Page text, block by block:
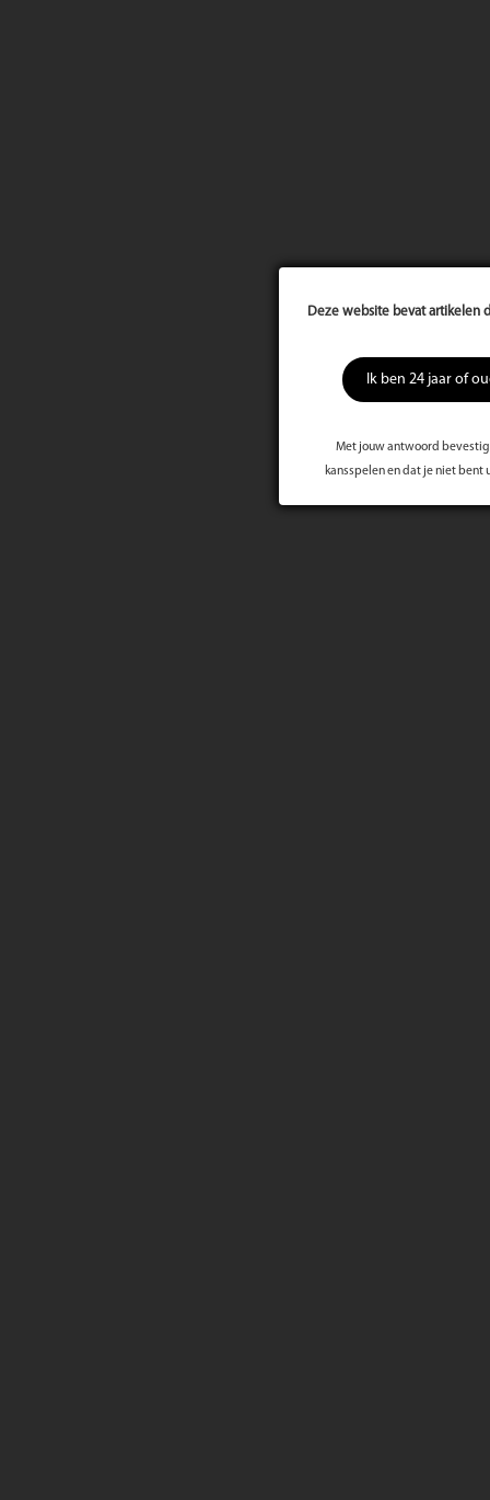
Deze website bevat artikelen
Ik ben 24 jaar of
Met jouw antwoord bevestig
kansspelen en dat je niet bent